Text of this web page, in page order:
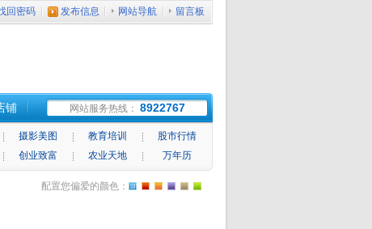
回密码 发布信息 网站导航 留言板
铺 网站服务热线： 8922767
摄影美图 教育培训
股市行情
创业致富 农业天地 万年历
配置您偏爱的颜色：